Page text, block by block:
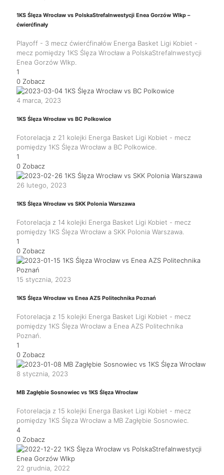
1KS Ślęza Wrocław vs PolskaStrefaInwestycji Enea Gorzów Wlkp –
ćwierćfinały
Playoff - 3 mecz ćwierćfinałów Energa Basket Ligi Kobiet -
mecz pomiędzy 1KS Ślęza Wrocław a PolskaStrefaInwestycji
Enea Gorzów Wlkp.
1
0 Zobacz
4 marca, 2023
1KS Ślęza Wrocław vs BC Polkowice
Fotorelacja z 21 kolejki Energa Basket Ligi Kobiet - mecz
pomiędzy 1KS Ślęza Wrocław a BC Polkowice.
1
0 Zobacz
26 lutego, 2023
1KS Ślęza Wrocław vs SKK Polonia Warszawa
Fotorelacja z 14 kolejki Energa Basket Ligi Kobiet - mecz
pomiędzy 1KS Ślęza Wrocław a SKK Polonia Warszawa.
1
0 Zobacz
15 stycznia, 2023
1KS Ślęza Wrocław vs Enea AZS Politechnika Poznań
Fotorelacja z 15 kolejki Energa Basket Ligi Kobiet - mecz
pomiędzy 1KS Ślęza Wrocław a Enea AZS Politechnika
Poznań.
1
0 Zobacz
8 stycznia, 2023
MB Zagłębie Sosnowiec vs 1KS Ślęza Wrocław
Fotorelacja z 15 kolejki Energa Basket Ligi Kobiet - mecz
pomiędzy 1KS Ślęza Wrocław a MB Zagłębie Sosnowiec.
4
0 Zobacz
22 grudnia, 2022